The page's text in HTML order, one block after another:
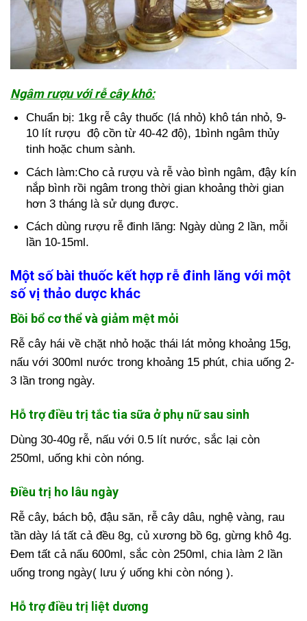
Ngâm rượu với rễ cây khô:
Chuẩn bị: 1kg rễ cây thuốc (lá nhỏ) khô tán nhỏ, 9-
10 lít rượu độ cồn từ 40-42 độ), 1bình ngâm thủy
tinh hoặc chum sành.
Cách làm:Cho cả rượu và rễ vào bình ngâm, đậy kín
nắp bình rồi ngâm trong thời gian khoảng thời gian
hơn 3 tháng là sử dụng được.
Cách dùng rượu rễ đinh lăng: Ngày dùng 2 lần, mỗi
lần 10-15ml.​
Một số bài thuốc kết hợp rễ đinh lăng với một
số vị thảo dược khác
Bồi bổ cơ thể và giảm mệt mỏi
Rễ cây hái về chặt nhỏ hoặc thái lát mỏng khoảng 15g,
nấu với 300ml nước trong khoảng 15 phút, chia uống 2-
3 lần trong ngày.
Hỗ trợ điều trị tắc tia sữa ở phụ nữ sau sinh
Dùng 30-40g rễ, nấu với 0.5 lít nước, sắc lại còn
250ml, uống khi còn nóng.
Điều trị ho lâu ngày
Rễ cây, bách bộ, đậu săn, rễ cây dâu, nghệ vàng, rau
tần dày lá tất cả đều 8g, củ xương bồ 6g, gừng khô 4g.
Đem tất cả nấu 600ml, sắc còn 250ml, chia làm 2 lần
uống trong ngày( lưu ý uống khi còn nóng ).
Hỗ trợ điều trị liệt dương